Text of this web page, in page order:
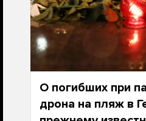
О погибших при
дрона на пляж в